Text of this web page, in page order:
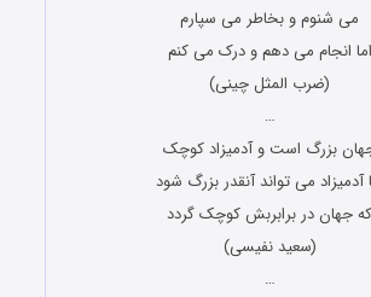
می شنوم و بخاطر می سپارم
اما انجام می دهم و درک می کنم
(ضرب المثل چینی)
…
بزرگ است و آدمیزاد کوچک
آدمیزاد می تواند آنقدر بزرگ شود
که جهان در برابربش کوچک گردد
(سعید نفیسی)
…